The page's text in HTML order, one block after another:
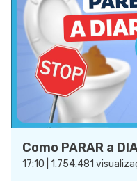
Como PARAR a
17:10 | 1.754.481